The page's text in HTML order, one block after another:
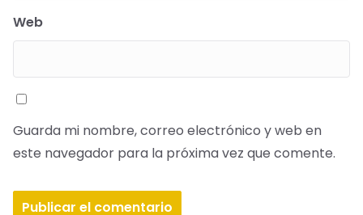
Web
Guarda mi nombre, correo electrónico y web en
este navegador para la próxima vez que comente.